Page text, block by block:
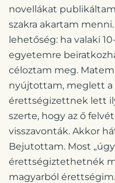
novellákat
szakra akartam
lehetőség: ha valaki
egyetemre
céloztam meg.
nyújtottam, meglett a
érettségizettnek lett
szerte, hogy az ő
visszavonták. Akkor
Bejutottam. Most
érettségiztethetnék
magyarból